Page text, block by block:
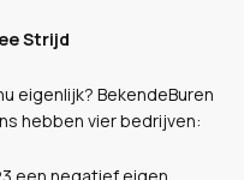
Strijd
eigenlijk? BekendeBuren
hebben vier bedrijven: